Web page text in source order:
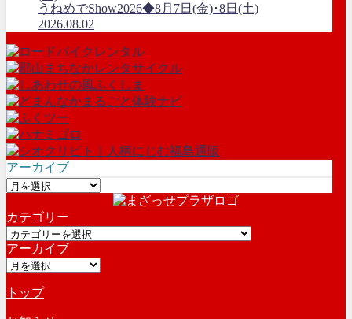
うねめでShow2026◆8月7日(金)･8日(土)
2026.08.02
アーカイブ
ア
カ
イ
ブ
カテゴリー
カ
テ
ゴ
ー
アーカイブ
ア
カ
イ
トップ